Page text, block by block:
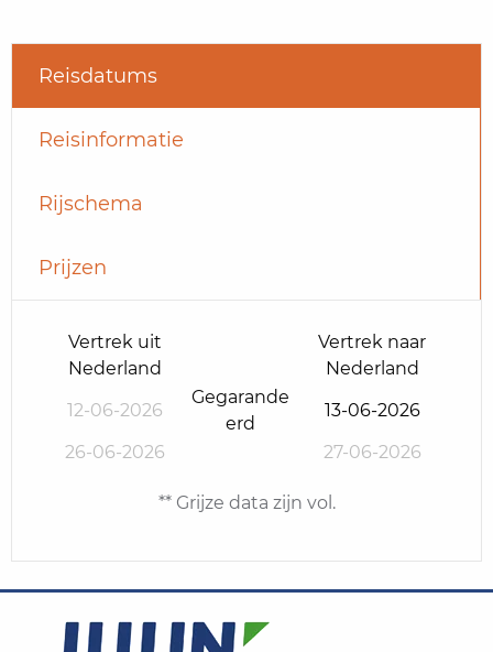
Reisdatums
Reisinformatie
Rijschema
Prijzen
Vertrek uit
Nederland
Vertrek naar
Nederland
12-06-2026
Gegarande
erd
13-06-2026
26-06-2026
27-06-2026
** Grijze data zijn vol.